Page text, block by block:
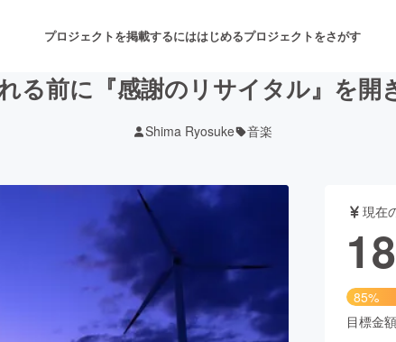
プロジェクトを掲載するにははじめるプロジェクトをさがす
舞台・パフォーマンス
ゲーム・サービス開発 フード・飲食店
る前に『感謝のリサイタル』を開
Shima Ryosuke 音楽
現在
85%
目標金